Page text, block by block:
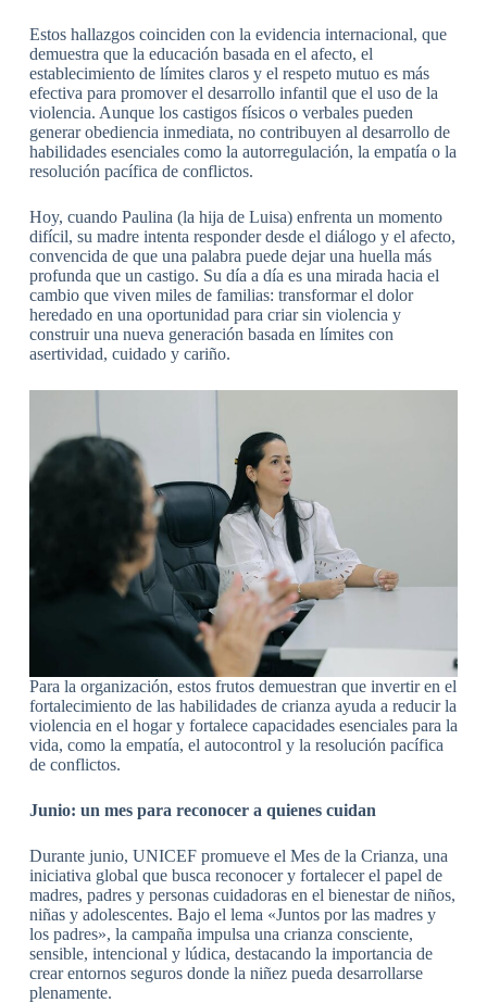
Estos hallazgos coinciden con la evidencia internacional, que
demuestra que la educación basada en el afecto, el
establecimiento de límites claros y el respeto mutuo es más
efectiva para promover el desarrollo infantil que el uso de la
violencia. Aunque los castigos físicos o verbales pueden
generar obediencia inmediata, no contribuyen al desarrollo de
habilidades esenciales como la autorregulación, la empatía o la
resolución pacífica de conflictos.
Hoy, cuando Paulina (la hija de Luisa) enfrenta un momento
difícil, su madre intenta responder desde el diálogo y el afecto,
convencida de que una palabra puede dejar una huella más
profunda que un castigo. Su día a día es una mirada hacia el
cambio que viven miles de familias: transformar el dolor
heredado en una oportunidad para criar sin violencia y
construir una nueva generación basada en límites con
asertividad, cuidado y cariño.
Para la organización, estos frutos demuestran que invertir en el
fortalecimiento de las habilidades de crianza ayuda a reducir la
violencia en el hogar y fortalece capacidades esenciales para la
vida, como la empatía, el autocontrol y la resolución pacífica
de conflictos.
Junio: un mes para reconocer a quienes cuidan
Durante junio, UNICEF promueve el Mes de la Crianza, una
iniciativa global que busca reconocer y fortalecer el papel de
madres, padres y personas cuidadoras en el bienestar de niños,
niñas y adolescentes. Bajo el lema «Juntos por las madres y
los padres», la campaña impulsa una crianza consciente,
sensible, intencional y lúdica, destacando la importancia de
crear entornos seguros donde la niñez pueda desarrollarse
plenamente.